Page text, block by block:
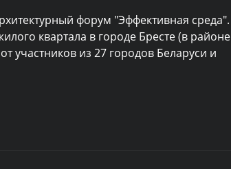
форум "Эффективная среда".
квартала в городе Бресте (в районе
участников из 27 городов Беларуси и